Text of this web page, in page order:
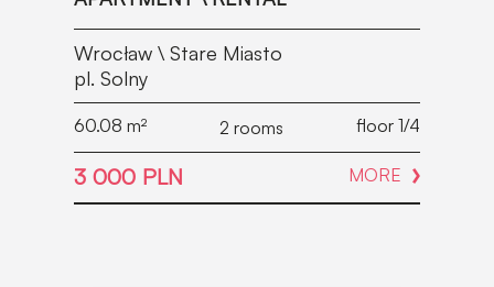
Wrocław \ Stare Miasto
pl. Solny
60.08 m² 2 rooms floor 1/4
3 000 PLN MORE